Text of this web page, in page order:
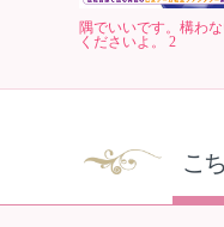
隅でいいです。構わ
くださいよ。 2
こ